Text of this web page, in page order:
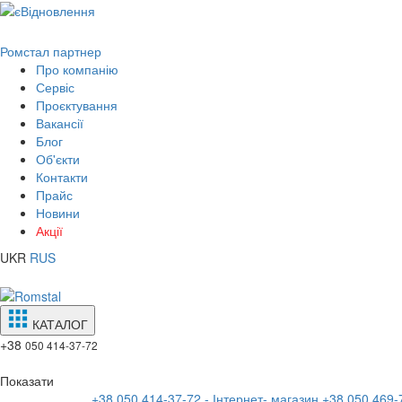
Ромстал партнер
Про компанію
Сервіс
Проєктування
Вакансії
Блог
Об'єкти
Контакти
Прайс
Новини
Акції
UKR RUS
КАТАЛОГ
+38 050 414-37-72
Показати
+38 050 414-37-72 - Інтернет- магазин +38 050